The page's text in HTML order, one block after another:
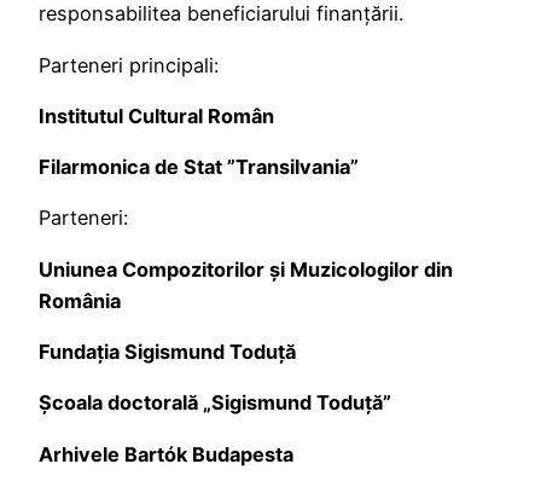
responsabilitea beneficiarului finanțării.
Parteneri principali:
Institutul Cultural Român
Filarmonica de Stat ”Transilvania”
Parteneri:
Uniunea Compozitorilor și Muzicologilor din
România
Fundația Sigismund Toduță
Școala doctorală „Sigismund Toduță”
Arhivele Bartók Budapesta